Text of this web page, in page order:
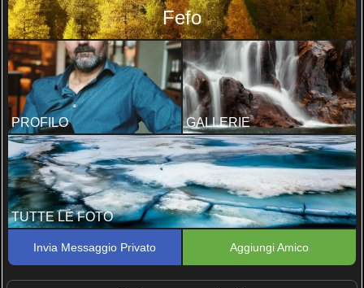
Fefo
PROFILO GALLERIE
TUTTE LE FOTO
Invia Messaggio Privato Aggiungi Amico